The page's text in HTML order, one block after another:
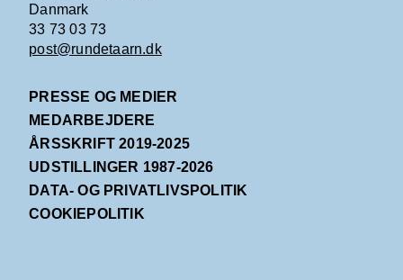
Danmark
33 73 03 73
post@rundetaarn.dk
PRESSE OG MEDIER
MEDARBEJDERE
ÅRSSKRIFT 2019-2025
UDSTILLINGER 1987-2026
DATA- OG PRIVATLIVSPOLITIK
COOKIEPOLITIK